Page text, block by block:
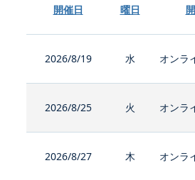
開催日 曜日
2026/8/19 水 オンラ
2026/8/25 火 オンラ
2026/8/27 木 オンラ